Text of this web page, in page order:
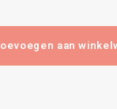
aan